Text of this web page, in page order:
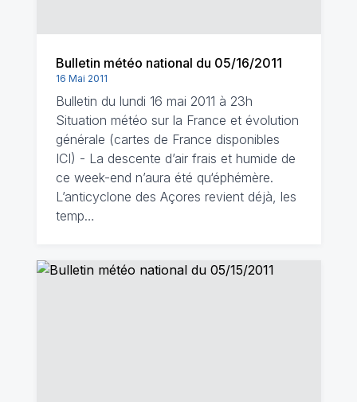
Bulletin météo national du 05/16/2011
16 Mai 2011
Bulletin du lundi 16 mai 2011 à 23h
Situation météo sur la France et évolution
générale (cartes de France disponibles
ICI) - La descente d’air frais et humide de
ce week-end n’aura été qu‘éphémère.
L’anticyclone des Açores revient déjà, les
temp…